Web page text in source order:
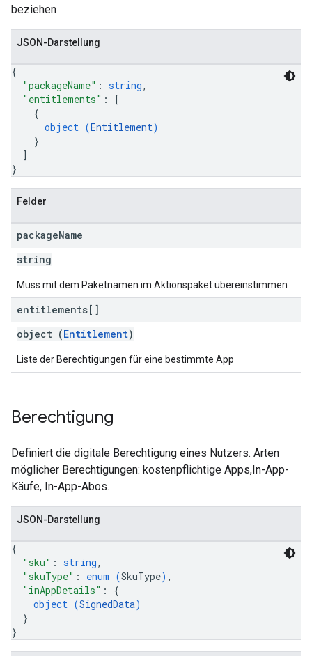
beziehen
JSON-Darstellung
{
"packageName" : string,
"entitlements" :
[
{
object (Entitlement)
}
]
}
Felder
packageName
string
Muss mit dem Paketnamen im Aktionspaket übereinstimmen
entitlements[]
object (Entitlement)
Liste der Berechtigungen für eine bestimmte App
Berechtigung
Definiert die digitale Berechtigung eines Nutzers. Arten
möglicher Berechtigungen: kostenpflichtige Apps,In-App-
Käufe, In-App-Abos.
JSON-Darstellung
{
"sku" : string,
"skuType" : enum (SkuType) ,
"inAppDetails" : {
object (SignedData)
}
}